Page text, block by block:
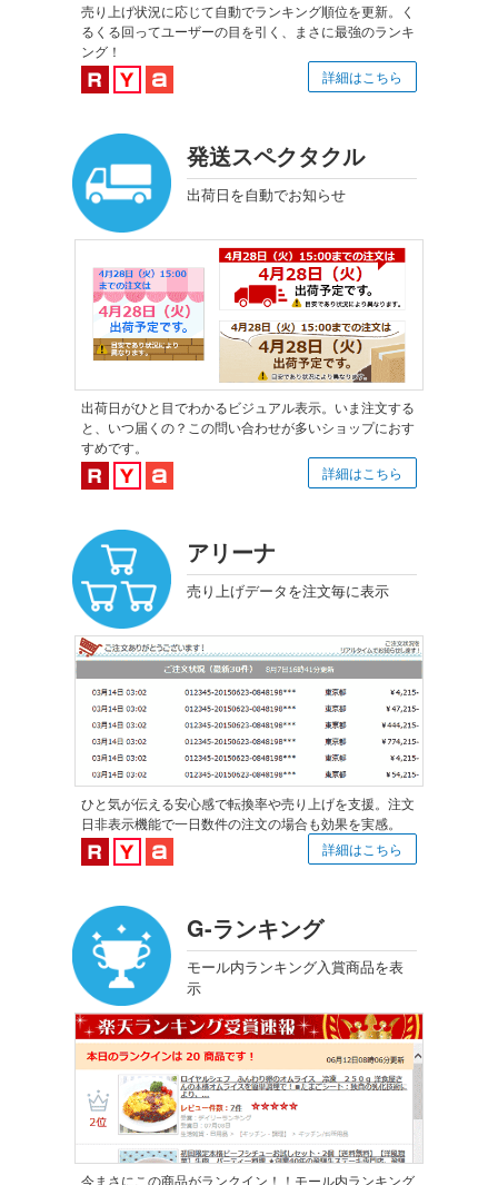
売り上げ状況に応じて自動でランキング順位を更新。く
るくる回ってユーザーの目を引く、まさに最強のランキ
ング！
楽天市場対応Yahoo!ショッピング対応 詳細はこちら
発送スペクタクル
出荷日を自動でお知らせ
出荷日がひと目でわかるビジュアル表示。いま注文する
と、いつ届くの？この問い合わせが多いショップにおす
すめです。
楽天市場対応Yahoo!ショッピング対応 詳細はこちら
アリーナ
売り上げデータを注文毎に表示
ひと気が伝える安心感で転換率や売り上げを支援。注文
日非表示機能で一日数件の注文の場合も効果を実感。
楽天市場対応Yahoo!ショッピング対応 詳細はこちら
G-ランキング
モール内ランキング入賞商品を表
示
今まさにこの商品がランクイン！！モール内ランキング